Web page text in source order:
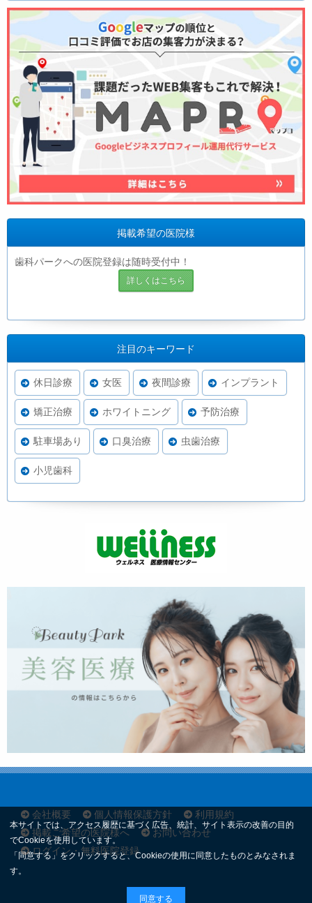
掲載希望の医院様
歯科パークへの医院登録は随時受付中！
詳しくはこちら
注目のキーワード
休日診療 女医 夜間診療 インプラント
矯正治療 ホワイトニング 予防治療
駐車場あり 口臭治療 虫歯治療
小児歯科
会社概要 個人情報保護方針
利用規約
掲載ご希望の医院様へ
お問い合わせ
ログイン・無料医院登録
本サイトでは、アクセス履歴に基づく広告、統計、サイト表示の改善の目的
でCookieを使用しています。
「同意する」をクリックすると、Cookieの使用に同意したものとみなされま
す。
同意する